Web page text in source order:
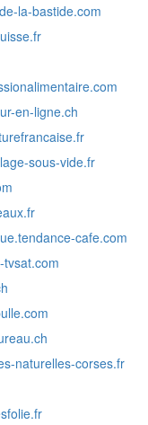
la-bastide.com
en-ligne.ch
sous-vide.fr
cafe.com
tvsat.com
naturelles-corses.fr